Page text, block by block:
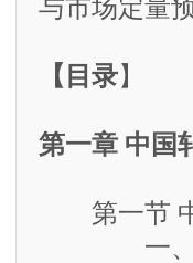
与市场定量
【目录】
第一章 中国
第一节 中
一、轧光